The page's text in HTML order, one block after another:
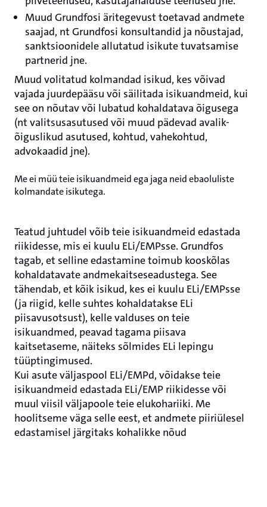
Muud Grundfosi äritegevust toetavad andmete
saajad, nt Grundfosi konsultandid ja nõustajad,
sanktsioonidele allutatud isikute tuvatsamise
partnerid jne.
Muud volitatud kolmandad isikud, kes võivad
vajada juurdepääsu või säilitada isikuandmeid, kui
see on nõutav või lubatud kohaldatava õigusega
(nt valitsusasutused või muud pädevad avalik-
õiguslikud asutused, kohtud, vahekohtud,
advokaadid jne).
Me ei müü teie isikuandmeid ega jaga neid ebaoluliste
kolmandate isikutega.
Teatud juhtudel võib teie isikuandmeid edastada
riikidesse, mis ei kuulu ELi/EMPsse. Grundfos
tagab, et selline edastamine toimub kooskõlas
kohaldatavate andmekaitseseadustega. See
tähendab, et kõik isikud, kes ei kuulu ELi/EMPsse
(ja riigid, kelle suhtes kohaldatakse ELi
piisavusotsust), kelle valduses on teie
isikuandmed, peavad tagama piisava
kaitsetaseme, näiteks sõlmides ELi lepingu
tüüptingimused.
Kui asute väljaspool ELi/EMPd, võidakse teie
isikuandmeid edastada ELi/EMP riikidesse või
muul viisil väljapoole teie elukohariiki. Me
hoolitseme väga selle eest, et andmete piiriülesel
edastamisel järgitaks kohalikke nõud